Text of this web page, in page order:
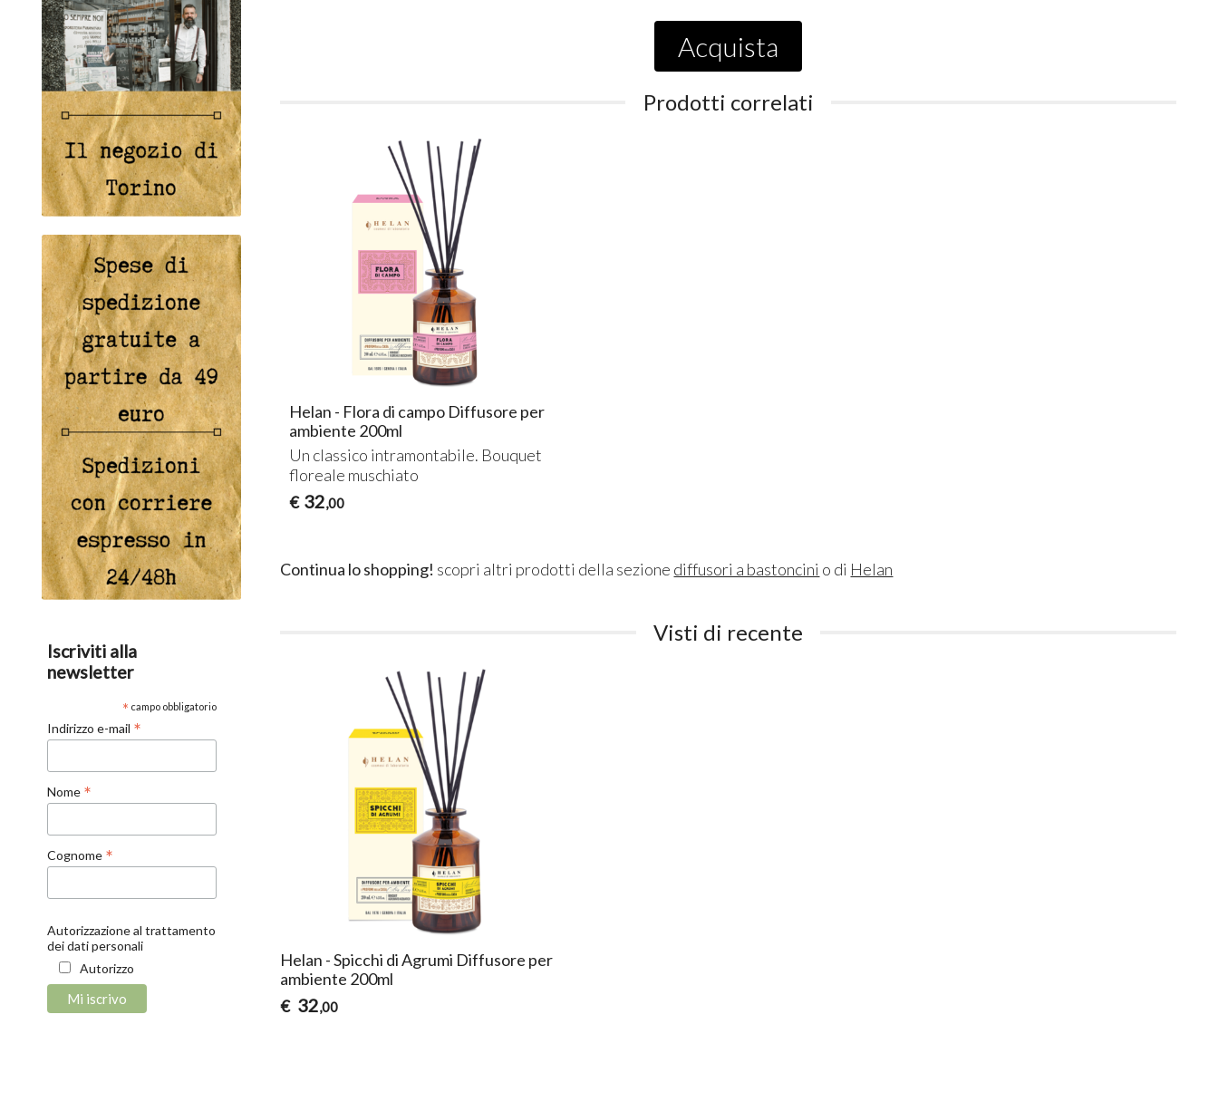
Acquista
Prodotti correlati
Helan - Flora di campo Diffusore per
ambiente 200ml
Un classico intramontabile. Bouquet
floreale muschiato
€ 32,00
Continua lo shopping! scopri altri prodotti della sezione diffusori a bastoncini o di Helan
Visti di recente
Helan - Spicchi di Agrumi Diffusore per
ambiente 200ml
€ 32,00
Iscriviti alla
newsletter
* campo obbligatorio
Indirizzo e-mail *
Nome *
Cognome *
Autorizzazione al trattamento
dei dati personali
Autorizzo